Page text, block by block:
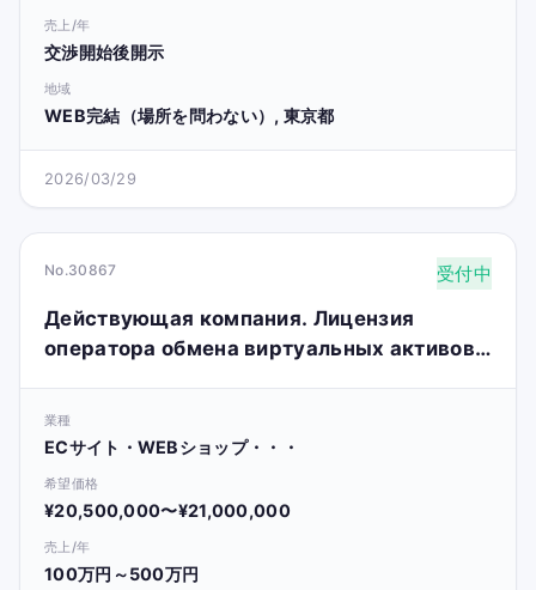
売上/年
交渉開始後開示
地域
WEB完結（場所を問わない）, 東京都
2026/03/29
No.30867 受付中
Действующая компания. Лицензия
оператора обмена виртуальных активов.
業種
ECサイト・WEBショップ・・・
希望価格
¥20,500,000〜¥21,000,000
売上/年
100万円～500万円